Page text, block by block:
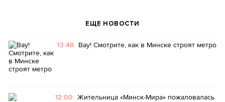
ЕЩЕ НОВОСТИ
13:48 Вау! Смотрите, как в Минске строят метро
12:00 Жительница «Минск-Мира» пожаловалась